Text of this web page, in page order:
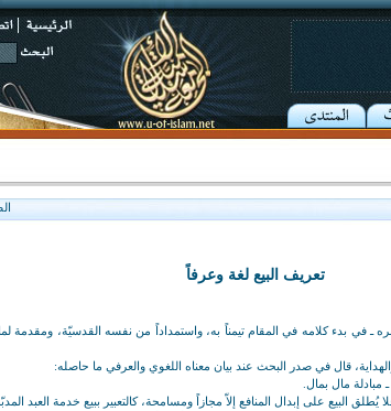
تعريف البيع لغة وعرفاً
ـ في بدء كلامه في المقام تيمناً به، واستمداداً من نفسه القدسيّة، ومقدمة
قال في صدر البحث عند بيان معناه اللغوي والعرفي ما حاصله:
مبادلة مال بمال.
البيع على إبدال المنافع إلاّ مجازاً ومسامحة، كالتعبير ببيع خدمة العبد